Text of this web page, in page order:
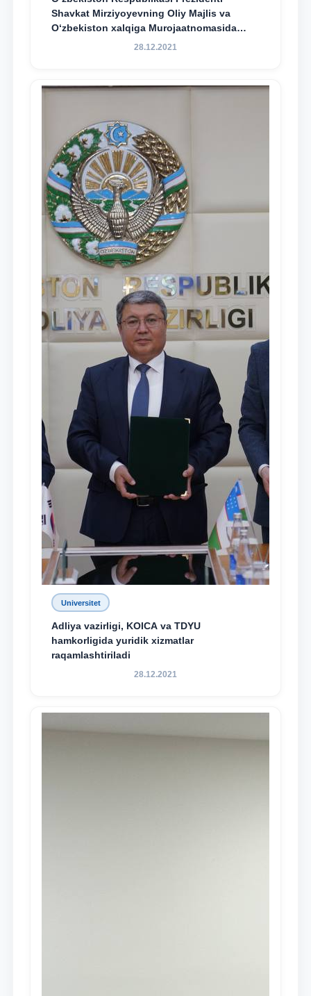
Shavkat Mirziyoyevning Oliy Majlis va
O‘zbekiston xalqiga Murojaatnomasida
belgilangan vazifalar mazmun-mohiyatini
dayjesti
28.12.2021
Universitet
Adliya vazirligi, KOICA va TDYU
hamkorligida yuridik xizmatlar
raqamlashtiriladi
28.12.2021